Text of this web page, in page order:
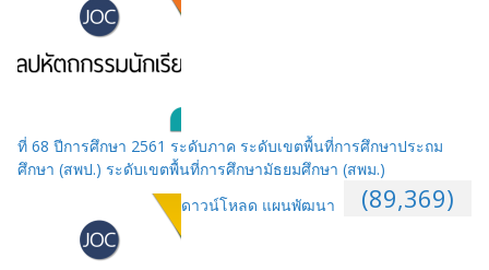
ที่ 68 ปีการศึกษา 2561 ระดับภาค ระดับเขตพื้นที่การศึกษาประถม
ศึกษา (สพป.) ระดับเขตพื้นที่การศึกษามัธยมศึกษา (สพม.)
(89,369)
ดาวน์โหลด แผนพัฒนา